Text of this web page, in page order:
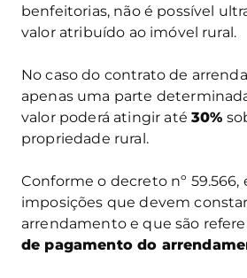
benfeitorias, não é possível
valor atribuído ao imóvel rural.
No caso do contrato de
apenas uma parte
valor poderá atingir até30%
propriedade rural.
Conforme o decreto nº 59.566,
imposições que devem
arrendamento e que são
de pagamento do